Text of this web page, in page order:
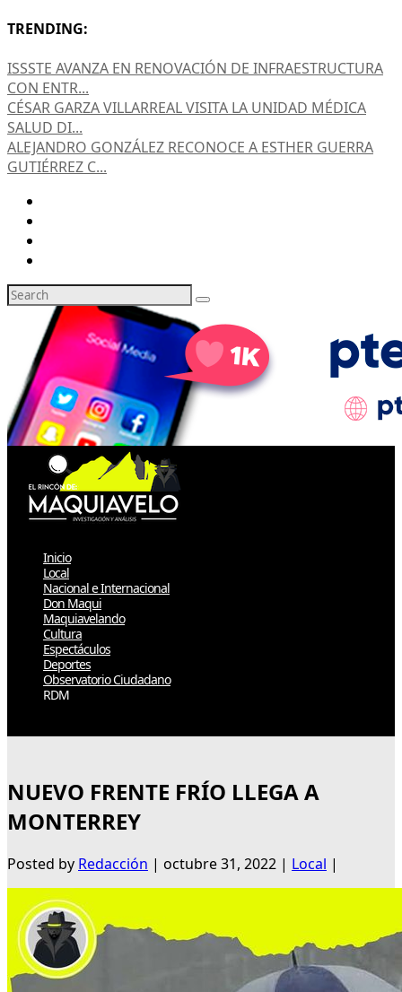
TRENDING:
ISSSTE AVANZA EN RENOVACIÓN DE INFRAESTRUCTURA
CON ENTR...
CÉSAR GARZA VILLARREAL VISITA LA UNIDAD MÉDICA
SALUD DI...
ALEJANDRO GONZÁLEZ RECONOCE A ESTHER GUERRA
GUTIÉRREZ C...
Inicio
Local
Nacional e Internacional
Don Maqui
Maquiavelando
Cultura
Espectáculos
Deportes
Observatorio Ciudadano
RDM
NUEVO FRENTE FRÍO LLEGA A
MONTERREY
Posted by Redacción | octubre 31, 2022 | Local |